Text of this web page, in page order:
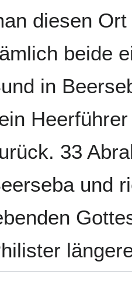
diesen
beide
in
33
und